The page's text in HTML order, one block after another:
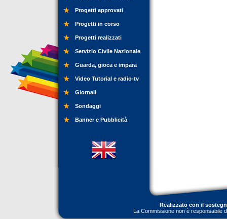
Progetti approvati
Progetti in corso
Progetti realizzati
Servizio Civile Nazionale
Guarda, gioca e impara
Video Tutorial e radio-tv
Giornali
Sondaggi
Banner e Pubblicità
Realizzato con il
La Commissione non è responsabile